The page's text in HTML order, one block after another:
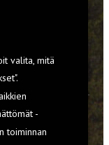
valita, mitä
-
toiminnan